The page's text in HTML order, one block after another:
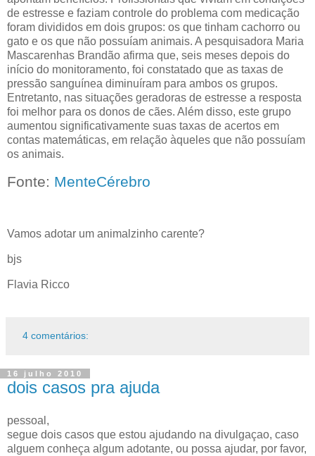
de estresse e faziam controle do problema com medicação
foram divididos em dois grupos: os que tinham cachorro ou
gato e os que não possuíam animais. A pesquisadora Maria
Mascarenhas Brandão afirma que, seis meses depois do
início do monitoramento, foi constatado que as taxas de
pressão sanguínea diminuíram para ambos os grupos.
Entretanto, nas situações geradoras de estresse a resposta
foi melhor para os donos de cães. Além disso, este grupo
aumentou significativamente suas taxas de acertos em
contas matemáticas, em relação àqueles que não possuíam
os animais.
Fonte: MenteCérebro
Vamos adotar um animalzinho carente?
bjs
Flavia Ricco
4 comentários:
16 julho 2010
dois casos pra ajuda
pessoal,
segue dois casos que estou ajudando na divulgaçao, caso
alguem conheça algum adotante, ou possa ajudar, por favor,